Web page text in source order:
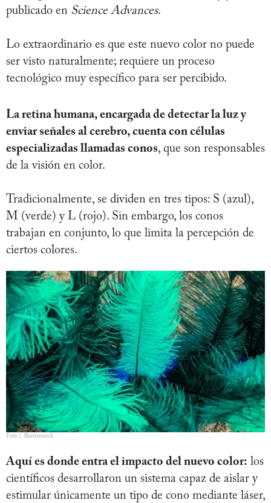
publicado en Science Advances.
Lo extraordinario es que este nuevo color no puede
ser visto naturalmente; requiere un proceso
tecnológico muy específico para ser percibido.
La retina humana, encargada de detectar la luz y
enviar señales al cerebro, cuenta con células
especializadas llamadas conos, que son responsables
de la visión en color.
Tradicionalmente, se dividen en tres tipos: S (azul),
M (verde) y L (rojo). Sin embargo, los conos
trabajan en conjunto, lo que limita la percepción de
ciertos colores.
Foto | Shutterstock
Aquí es donde entra el impacto del nuevo color: los
científicos desarrollaron un sistema capaz de aislar y
estimular únicamente un tipo de cono mediante láser,